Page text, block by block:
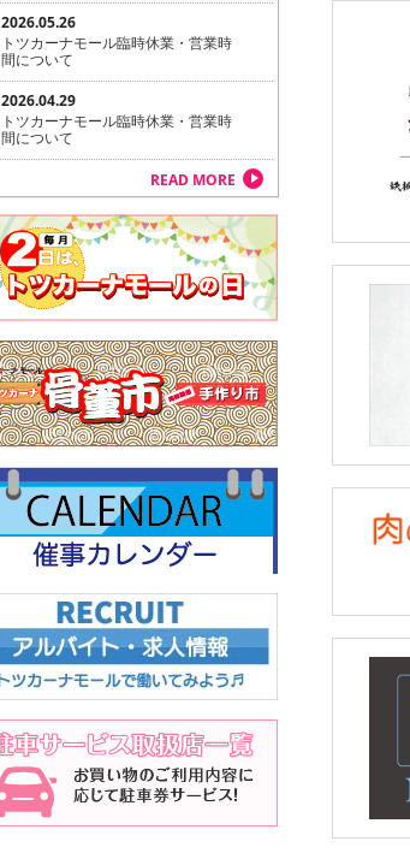
2026.05.26
トツカーナモール臨時休業・営業時
間について
2026.04.29
トツカーナモール臨時休業・営業時
間について
READ MORE